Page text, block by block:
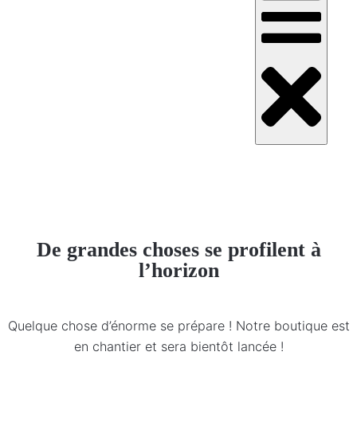
De grandes choses se profilent à
l’horizon
Quelque chose d’énorme se prépare ! Notre boutique est
en chantier et sera bientôt lancée !